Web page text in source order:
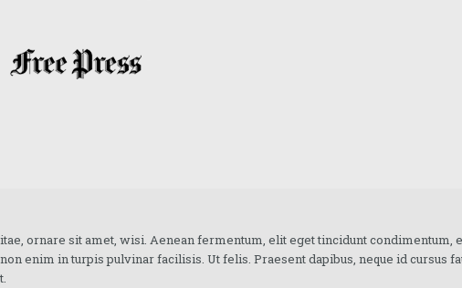
ornare sit amet, wisi. Aenean fermentum, elit eget tincidunt condimentum,
enim in turpis pulvinar facilisis. Ut felis. Praesent dapibus, neque id cursus